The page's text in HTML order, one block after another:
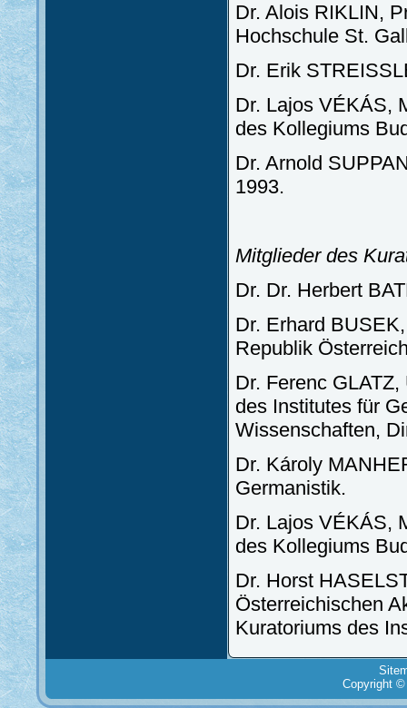
Dr. Alois RIKLIN,
Hochschule St.
Dr. Erik
Dr. Lajos VÉKÁS,
des Kollegiums
Dr. Arnold
1993.
Mitglieder des
Dr. Dr. Herbert
Dr. Erhard
Republik
Dr. Ferenc
des Institutes für
Wissenschaften,
Dr. Károly
Germanistik.
Dr. Lajos VÉKÁS,
des Kollegiums
Dr. Horst
Österreichischen
Kuratoriums des
Copyright ©